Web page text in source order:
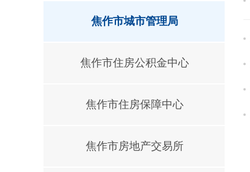
焦作市城市管理局
焦作市住房公积金中心
焦作市住房保障中心
焦作市房地产交易所